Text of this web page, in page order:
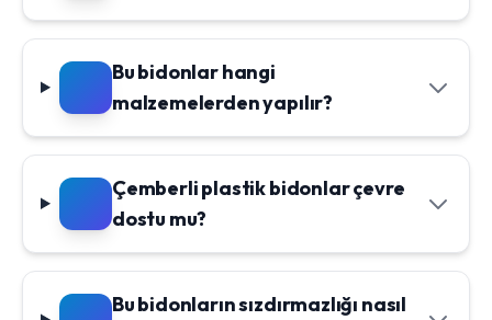
Bu bidonlar hangi
malzemelerden yapılır?
Çemberli plastik bidonlar çevre
dostu mu?
Bu bidonların sızdırmazlığı nasıl